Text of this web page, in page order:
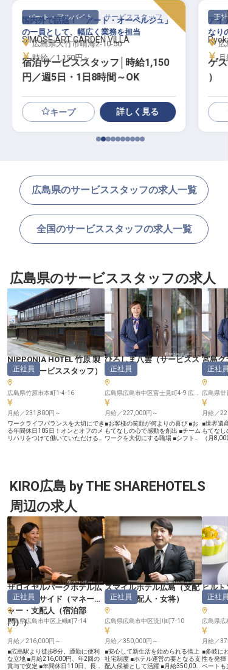
パート・アルバイト サービススタッフ
SIMOSE ART GARDEN VILLA
宿泊サービススタッフ│時給1,150
円／週5日・1日8時間～OK
国内外で話題！「アート・オーベルジュ」
の一員として、幅広く業務を担当
広島県大竹市晴海2-10-50
時給／1,150円～
キープ 詳しく見る
正社
ゲ
）
アイ
なり
広
月
広島県のサービススタッフの求人一覧
全国のサービススタッフの求人一覧
広島県のサービススタッフの求人
NIPPONIA HOTEL 竹原 製
塩町（サービススタッフ ）
正社員
広島県竹原市本町1-4-16
月給／231,800円～
ワークライフバランスを大切にでき
る年間休日105日！オンとオフのメ
リハリをつけて働いていただける環
能できる当ホテルで、お客様の思い
出に残る仕事をしてみませんか？一
ちしております。※この求人は2023
年9月8日時点の情報です
ひろしま八雲（サービスス
タッフ）
正社員
月給／227,000円～
■お客様の笑顔が何よりの喜び ■お
もてなしの心で感動を創出 ■チーム
ワークを大切にする職場 ■シフト制
お出迎えからお見送りまで、すべて
の瞬間がお客様の思い出となりま
す。「ありがとう」の言葉をいただ
ける喜びを日々感じながら、おもて
なしのプロフェッショナルとして成
長できる環境をご用意しています◎
お客様に喜んでいただくことが好き
な方、ぜひ私たちと一緒に働きませ
んか？ ーー【あなたの「おもてな
しの心」を活かせる職場です】 お
客様との心温まる交流を大切にする
当館では、スタッフ同士の絆も深め
ています！先輩スタッフが丁寧に指
導するので、未経験の方も安心して
スタートできます。10:00～23:00
の間で実働8時間のシフト制を採用
しており、ライフスタイルに合わせ
た働き方が可能です♪「お客様に喜
んでいただくことが好き」という気
持ちがあれば、きっと輝ける職場で
す！ 細やかな気配りと笑顔で、お
客様の大切な時間をより素晴らしい
ものにする。そんなやりがいを一緒
宮島グ
（サー
正社員
広島県
月給／
■世界遺
もてな
（月
に佇む「
と」で、
迎えから
りまで、
ていただ
国際的な
です。未
丁寧に指
ください！ ーー【充実の福利
で安心の
単身寮
道光熱費
ル！約6
ーもし
員食堂
心配なし
ッシュで
どの資格
加機会
サポート
るので、
す
す
KIRO広島 by THE SHAREHOTELS
周辺の求人
ザロイヤルパークホテル広
島リバーサイド （マネージ
ャー・支配人（宿泊部
門））
正社員
広島県広島市中区上幟町7-14
月給／216,000円～
■広島駅より徒歩8分。通勤に便利
な立地 ■月給216,000円、年2回の
賞与で安定 ■年間休日110日、長期
スマイルホテル広島（支配
人・副支配人・女将）
正社員
広島県広島市中区流川町7-10
月給／350,000円～
■安心して新生活を始められる借上
社宅制度 ■ホテル運営の要となる支
配人候補として活躍 ■月給350,000
ヒルト
ネー
正社員
広島県
月給／
■多岐に
性を発揮
ベートも